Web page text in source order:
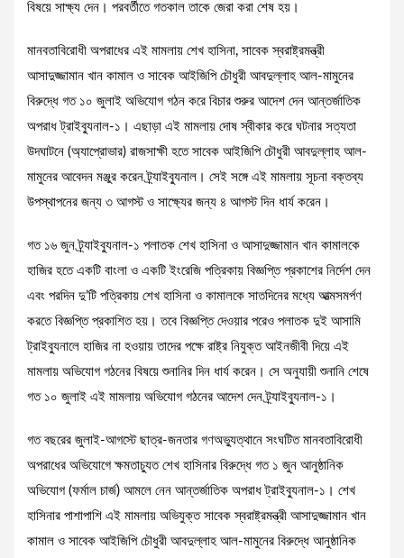
বিষয়ে সাক্ষ্য দেন। পরবর্তীতে গতকাল তাকে জেরা করা শেষ হয়।
মানবতাবিরোধী অপরাধের এই মামলায় শেখ হাসিনা, সাবেক স্বরাষ্ট্রমন্ত্রী
আসাদুজ্জামান খান কামাল ও সাবেক আইজিপি চৌধুরী আবদুল্লাহ আল-মামুনের
বিরুদ্ধে গত ১০ জুলাই অভিযোগ গঠন করে বিচার শুরুর আদেশ দেন আন্তর্জাতিক
অপরাধ ট্রাইব্যুনাল-১। এছাড়া এই মামলায় দোষ স্বীকার করে ঘটনার সত্যতা
উদঘাটনে (অ্যাপ্রোভার) রাজসাক্ষী হতে সাবেক আইজিপি চৌধুরী আবদুল্লাহ আল-
মামুনের আবেদন মঞ্জুর করেন ট্র্যাইব্যুনাল। সেই সঙ্গে এই মামলায় সূচনা বক্তব্য
উপস্থাপনের জন্য ৩ আগস্ট ও সাক্ষ্যের জন্য ৪ আগস্ট দিন ধার্য করেন।
গত ১৬ জুন ট্র্যাইব্যুনাল-১ পলাতক শেখ হাসিনা ও আসাদুজ্জামান খান কামালকে
হাজির হতে একটি বাংলা ও একটি ইংরেজি পত্রিকায় বিজ্ঞপ্তি প্রকাশের নির্দেশ দেন
এবং পরদিন দু’টি পত্রিকায় শেখ হাসিনা ও কামালকে সাতদিনের মধ্যে আত্মসমর্পণ
করতে বিজ্ঞপ্তি প্রকাশিত হয়। তবে বিজ্ঞপ্তি দেওয়ার পরেও পলাতক দুই আসামি
ট্রাইব্যুনালে হাজির না হওয়ায় তাদের পক্ষে রাষ্ট্র নিযুক্ত আইনজীবী দিয়ে এই
মামলায় অভিযোগ গঠনের বিষয়ে শুনানির দিন ধার্য করেন। সে অনুযায়ী শুনানি শেষে
গত ১০ জুলাই এই মামলায় অভিযোগ গঠনের আদেশ দেন ট্র্যাইব্যুনাল-১।
গত বছরের জুলাই-আগস্টে ছাত্র-জনতার গণঅভ্যুত্থানে সংঘটিত মানবতাবিরোধী
অপরাধের অভিযোগে ক্ষমতাচ্যুত শেখ হাসিনার বিরুদ্ধে গত ১ জুন আনুষ্ঠানিক
অভিযোগ (ফর্মাল চার্জ) আমলে নেন আন্তর্জাতিক অপরাধ ট্রাইব্যুনাল-১। শেখ
হাসিনার পাশাপাশি এই মামলায় অভিযুক্ত সাবেক স্বরাষ্ট্রমন্ত্রী আসাদুজ্জামান খান
কামাল ও সাবেক আইজিপি চৌধুরী আবদুল্লাহ আল-মামুনের বিরুদ্ধে আনুষ্ঠানিক